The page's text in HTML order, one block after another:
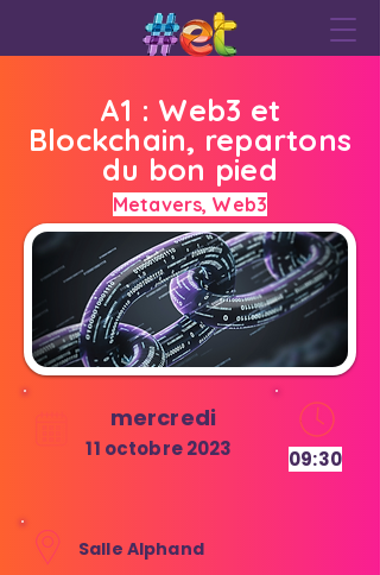
A1 : Web3 et
Blockchain, repartons
du bon pied
Metavers, Web3
mercredi
11 octobre 2023 09:30
Salle Alphand